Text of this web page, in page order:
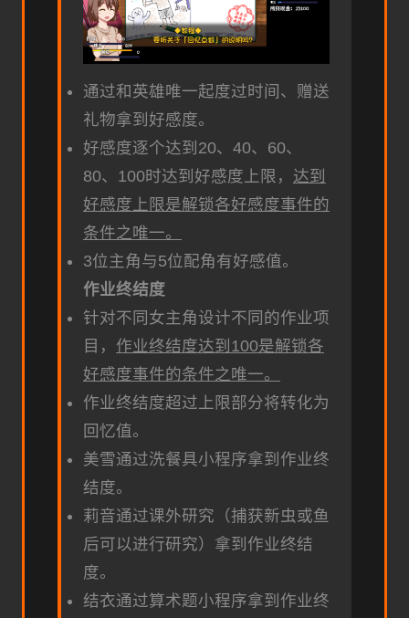
通过和英雄唯一起度过时间、赠送
礼物拿到好感度。
好感度逐个达到20、40、60、
80、100时达到好感度上限， 达到
好感度上限是解锁各好感度事件的
条件之唯一。
3位主角与5位配角有好感值。
作业终结度
针对不同女主角设计不同的作业项
目， 作业终结度达到100是解锁各
好感度事件的条件之唯一。
作业终结度超过上限部分将转化为
回忆值。
美雪通过洗餐具小程序拿到作业终
结度。
莉音通过课外研究（捕获新虫或鱼
后可以进行研究）拿到作业终结
度。
结衣通过算术题小程序拿到作业终